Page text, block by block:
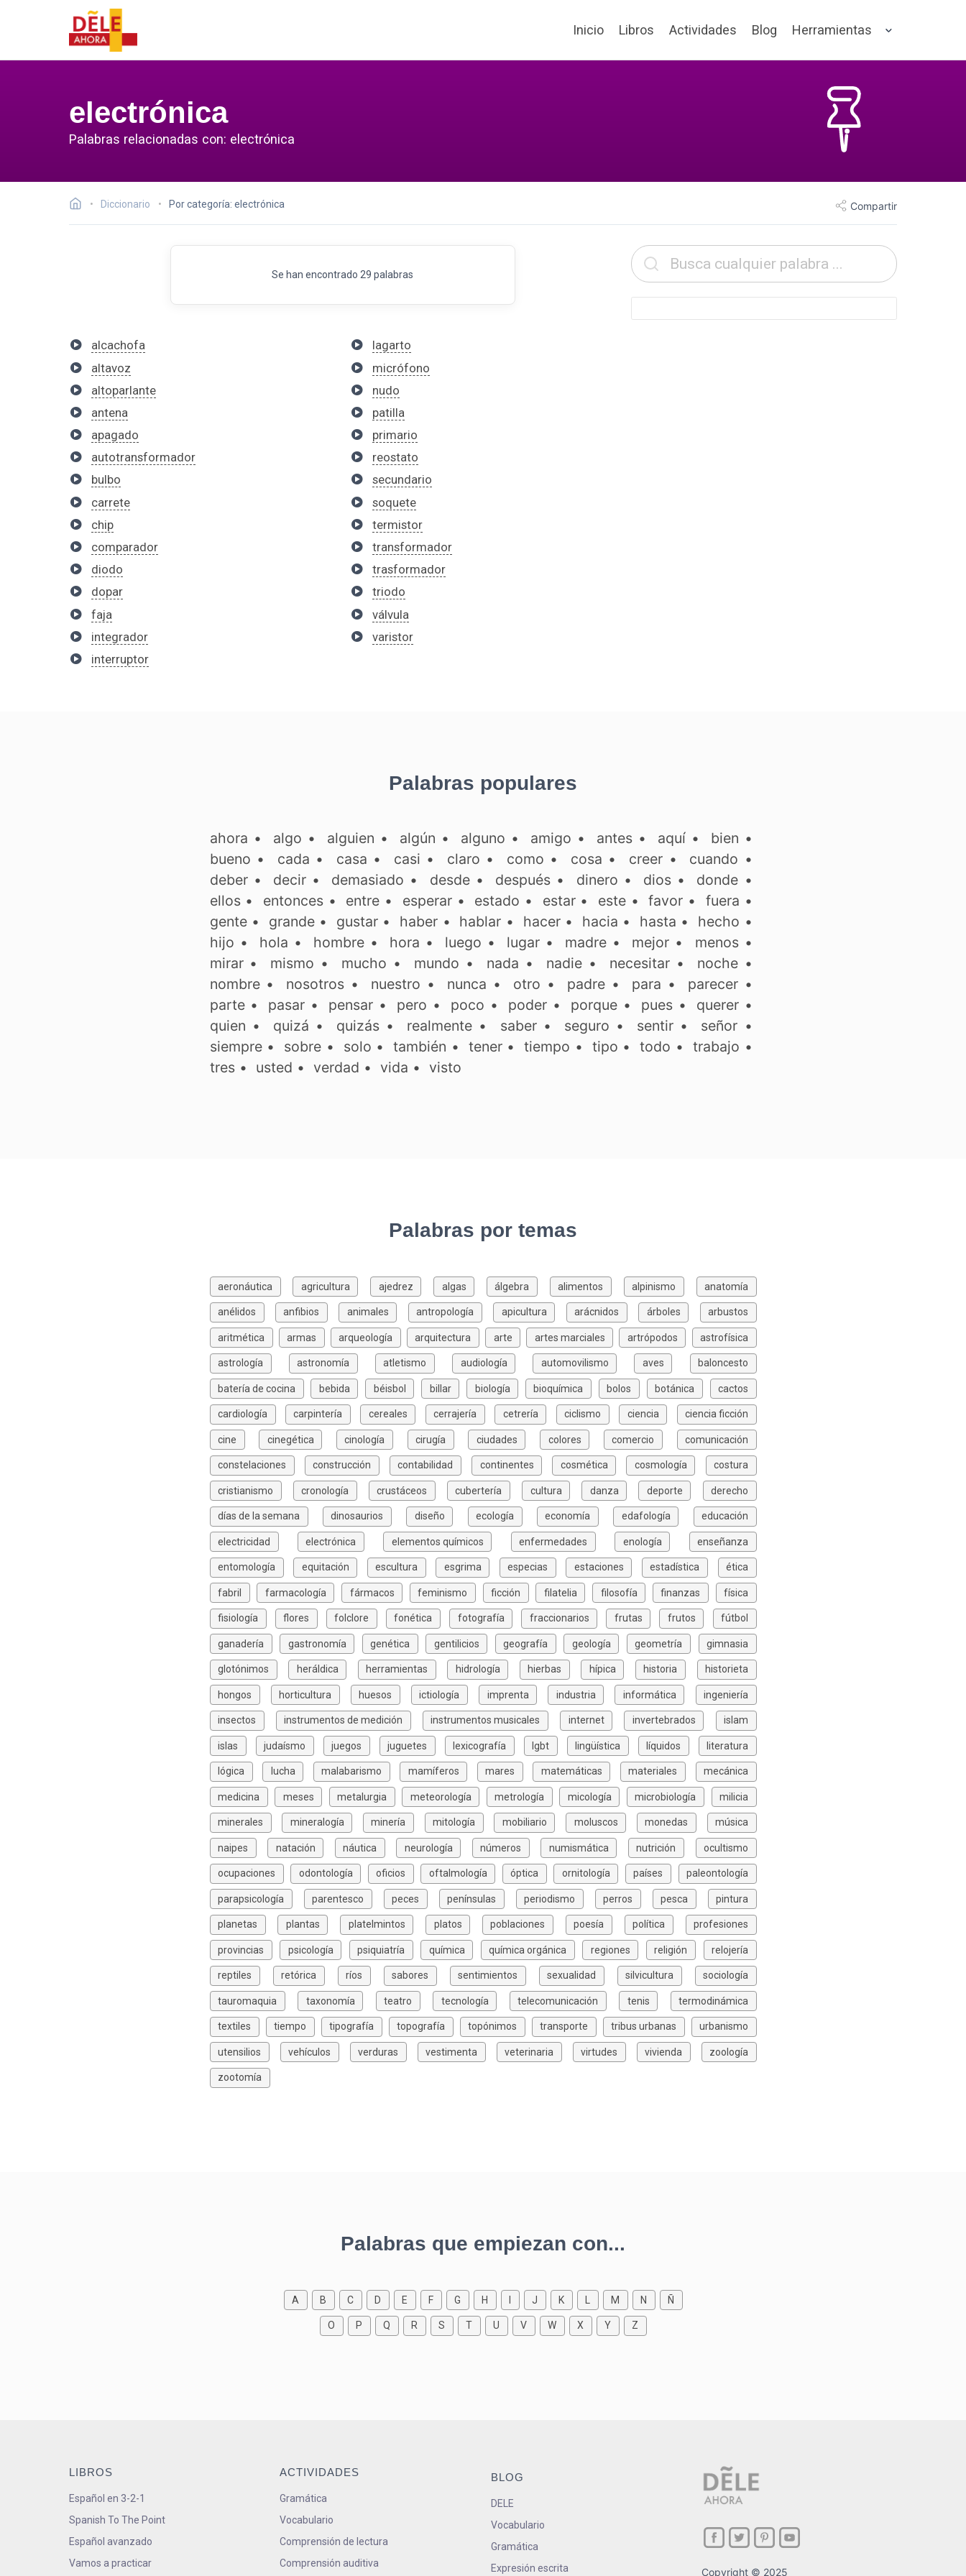
Inicio Libros Actividades Blog Herramientas
electrónica
Palabras relacionadas con: electrónica
Diccionario Por categoría: electrónica Compartir
Se han encontrado 29 palabras
alcachofa
altavoz
altoparlante
antena
apagado
autotransformador
bulbo
carrete
chip
comparador
diodo
dopar
faja
integrador
interruptor
lagarto
micrófono
nudo
patilla
primario
reostato
secundario
soquete
termistor
transformador
trasformador
triodo
válvula
varistor
Palabras populares
ahora • algo • alguien • algún • alguno • amigo • antes• aquí• bien •
bueno • cada • casa • casi • claro • como • cosa • creer• cuando •
deber• decir• demasiado • desde• después • dinero • dios • donde •
ellos• entonces• entre • esperar• estado • estar• este•favor • fuera •
gente• grande• gustar• haber • hablar • hacer• hacia • hasta • hecho •
hijo • hola • hombre• hora • luego • lugar • madre • mejor • menos•
mirar• mismo • mucho • mundo • nada • nadie• necesitar• noche•
nombre• nosotros • nuestro • nunca • otro • padre • para • parecer•
parte• pasar • pensar • pero • poco • poder • porque • pues • querer •
quien • quizá • quizás • realmente • saber• seguro • sentir • señor •
siempre• sobre • solo •también • tener•tiempo • tipo •todo • trabajo •
tres• usted • verdad • vida • visto
Palabras por temas
aeronáutica agricultura ajedrez algas álgebra alimentos alpinismo anatomía
anélidos anfibios animales antropología apicultura arácnidos árboles arbustos
aritmética armas arqueología arquitectura arte artes marciales artrópodos astrofísica
astrología astronomía atletismo audiología automovilismo aves baloncesto
batería de cocina bebida béisbol billar biología bioquímica bolos botánica cactos
cardiología carpintería cereales cerrajería cetrería ciclismo ciencia ciencia ficción
cine cinegética cinología cirugía ciudades colores comercio comunicación
constelaciones construcción contabilidad continentes cosmética cosmología costura
cristianismo cronología crustáceos cubertería cultura danza deporte derecho
días de la semana dinosaurios diseño ecología economía edafología educación
electricidad electrónica elementos químicos enfermedades enología enseñanza
entomología equitación escultura esgrima especias estaciones estadística ética
fabril farmacología fármacos feminismo ficción filatelia filosofía finanzas física
fisiología flores folclore fonética fotografía fraccionarios frutas frutos fútbol
ganadería gastronomía genética gentilicios geografía geología geometría gimnasia
glotónimos heráldica herramientas hidrología hierbas hípica historia historieta
hongos horticultura huesos ictiología imprenta industria informática ingeniería
insectos instrumentos de medición instrumentos musicales internet invertebrados islam
islas judaísmo juegos juguetes lexicografía lgbt lingüística líquidos literatura
lógica lucha malabarismo mamíferos mares matemáticas materiales mecánica
medicina meses metalurgia meteorología metrología micología microbiología milicia
minerales mineralogía minería mitología mobiliario moluscos monedas música
naipes natación náutica neurología números numismática nutrición ocultismo
ocupaciones odontología oficios oftalmología óptica ornitología países paleontología
parapsicología parentesco peces penínsulas periodismo perros pesca pintura
planetas plantas platelmintos platos poblaciones poesía política profesiones
provincias psicología psiquiatría química química orgánica regiones religión relojería
reptiles retórica ríos sabores sentimientos sexualidad silvicultura sociología
tauromaquia taxonomía teatro tecnología telecomunicación tenis termodinámica
textiles tiempo tipografía topografía topónimos transporte tribus urbanas urbanismo
utensilios vehículos verduras vestimenta veterinaria virtudes vivienda zoología
zootomía
Palabras que empiezan con...
A B C D E F G H J K M N Ñ
O P Q R S T U V W X Y Z
LIBROS
Español en 3-2-1
Spanish To The Point
Español avanzado
Vamos a practicar
ACTIVIDADES
Gramática
Vocabulario
Comprensión de lectura
Comprensión auditiva
BLOG
DELE
Vocabulario
Gramática
Expresión escrita
Copyright © 2025